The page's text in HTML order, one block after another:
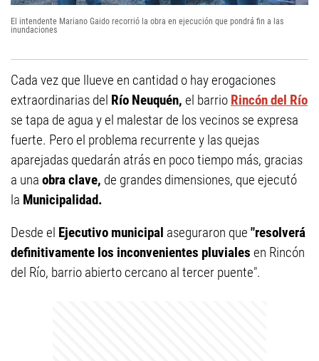
El intendente Mariano Gaido recorrió la obra en ejecución que pondrá fin a las
inundaciones
Cada vez que llueve en cantidad o hay erogaciones
extraordinarias del Río Neuquén, el barrio Rincón del Río
se tapa de agua y el malestar de los vecinos se expresa
fuerte. Pero el problema recurrente y las quejas
aparejadas quedarán atrás en poco tiempo más, gracias
a una obra clave, de grandes dimensiones, que ejecutó
la Municipalidad.
Desde el Ejecutivo municipal aseguraron que "resolverá
definitivamente los inconvenientes pluviales en Rincón
del Río, barrio abierto cercano al tercer puente".